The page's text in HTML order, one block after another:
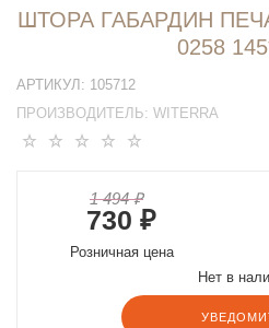
ШТОРА ГАБАРДИН
0258
АРТИКУЛ: 105712
ПРОИЗВОДИТЕЛЬ: WITERRA
1 494 ₽
730 ₽
Розничная цена
Нет в